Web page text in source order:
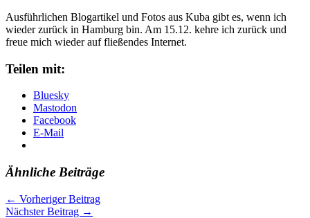
Ausführlichen Blogartikel und Fotos aus Kuba gibt es, wenn ich
wieder zurück in Hamburg bin. Am 15.12. kehre ich zurück und
freue mich wieder auf fließendes Internet.
Teilen mit:
Bluesky
Mastodon
Facebook
E-Mail
Ähnliche Beiträge
← Vorheriger Beitrag
Nächster Beitrag →